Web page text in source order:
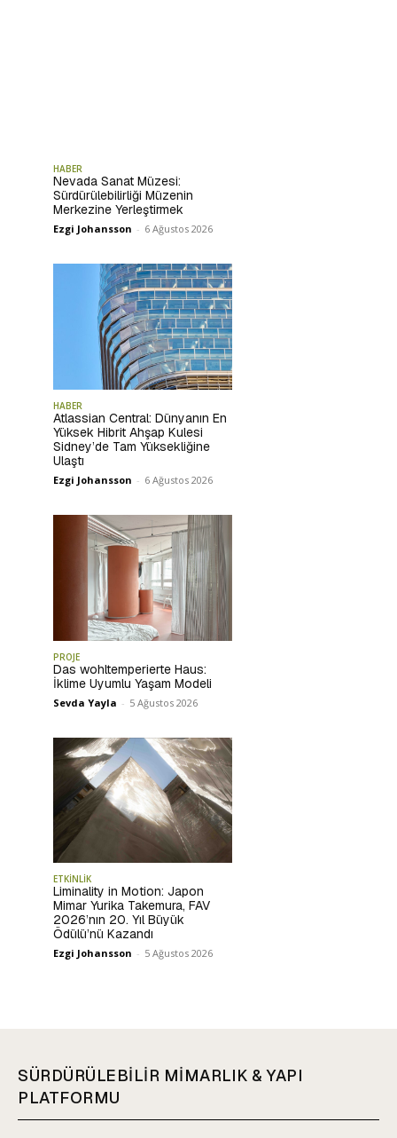
HABER
Nevada Sanat Müzesi:
Sürdürülebilirliği Müzenin
Merkezine Yerleştirmek
Ezgi Johansson - 6 Ağustos 2026
HABER
Atlassian Central: Dünyanın En
Yüksek Hibrit Ahşap Kulesi
Sidney’de Tam Yüksekliğine
Ulaştı
Ezgi Johansson - 6 Ağustos 2026
PROJE
Das wohltemperierte Haus:
İklime Uyumlu Yaşam Modeli
Sevda Yayla - 5 Ağustos 2026
ETKİNLİK
Liminality in Motion: Japon
Mimar Yurika Takemura, FAV
2026’nın 20. Yıl Büyük
Ödülü’nü Kazandı
Ezgi Johansson - 5 Ağustos 2026
SÜRDÜRÜLEBİLİR MİMARLIK & YAPI
PLATFORMU